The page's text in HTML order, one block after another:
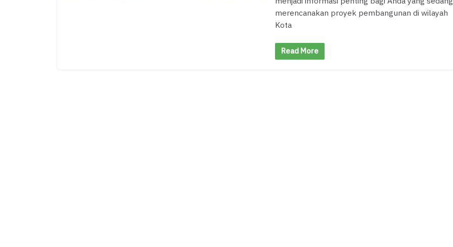
merencanakan proyek pembangunan di wilayah
Kota
Read More